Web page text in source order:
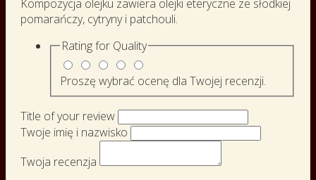
Kompozycja olejku zawiera olejki eteryczne ze słodkiej
pomarańczy, cytryny i patchouli.
Rating for Quality
Proszę wybrać ocenę dla Twojej recenzji.
Title of your review
Twoje imię i nazwisko
Twoja recenzja